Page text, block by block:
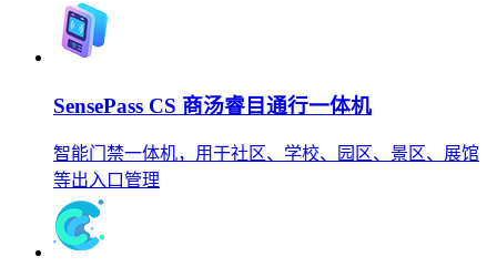
SensePass CS 商汤睿目通行一体机
智能门禁一体机，用于社区、学校、园区、景区、展馆
等出入口管理